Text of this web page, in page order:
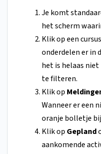
Je komt
het scherm
Klik op een
onderdelen er in
het is helaas
te filteren.
Klik op
Wanneer er een
oranje bolletje bij
Klik op Gepland
aankomende